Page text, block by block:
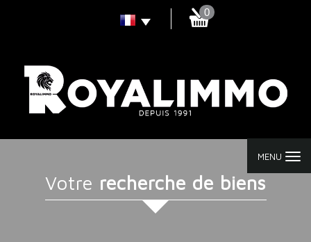
0
MENU
votre recherche de biens